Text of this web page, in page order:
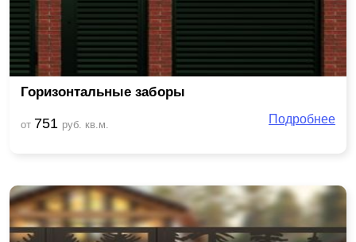
Горизонтальные заборы
от 751 руб. кв.м. Подробнее